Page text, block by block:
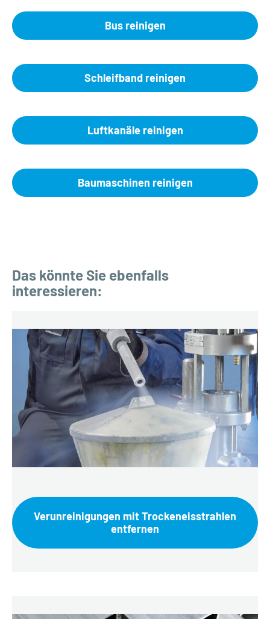
Bus reinigen
Schleifband reinigen
Luftkanäle reinigen
Baumaschinen reinigen
Das könnte Sie ebenfalls
interessieren:
Verunreinigungen mit Trockeneisstrahlen
entfernen